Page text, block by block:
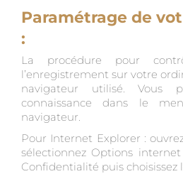
Paramétrage de
:
La procédure pour
l’enregistrement sur votre
navigateur utilisé. Vous
connaissance dans le
navigateur.
Pour Internet Explorer :
sélectionnez Options
Confidentialité puis choisissez